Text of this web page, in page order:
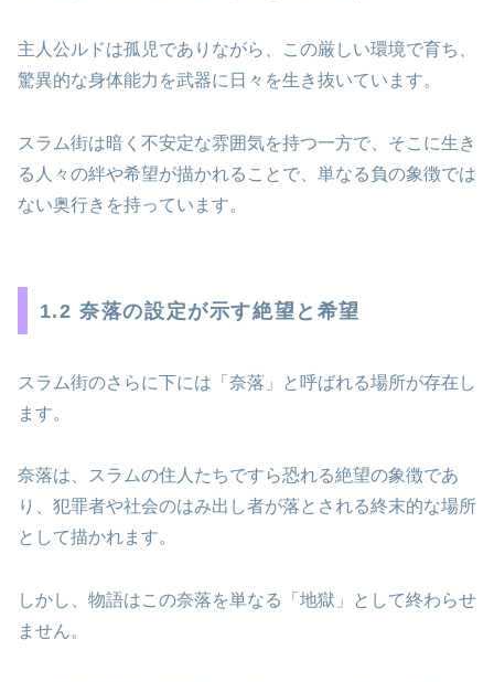
主人公ルドは孤児でありながら、この厳しい環境で育ち、
驚異的な身体能力を武器に日々を生き抜いています。
スラム街は暗く不安定な雰囲気を持つ一方で、そこに生き
る人々の絆や希望が描かれることで、単なる負の象徴では
ない奥行きを持っています。
1.2 奈落の設定が示す絶望と希望
スラム街のさらに下には「奈落」と呼ばれる場所が存在し
ます。
奈落は、スラムの住人たちですら恐れる絶望の象徴であ
り、犯罪者や社会のはみ出し者が落とされる終末的な場所
として描かれます。
しかし、物語はこの奈落を単なる「地獄」として終わらせ
ません。